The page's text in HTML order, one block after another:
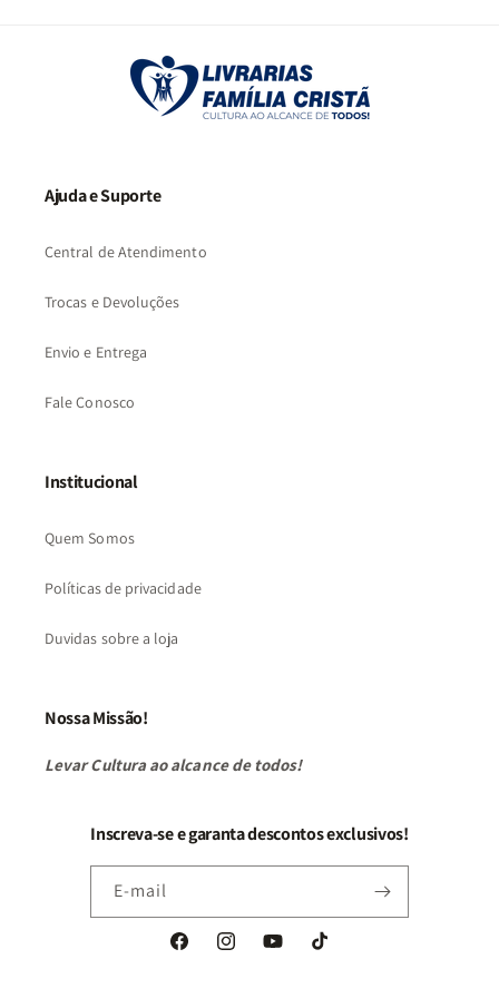
Ajuda e Suporte
Central de Atendimento
Trocas e Devoluções
Envio e Entrega
Fale Conosco
Institucional
Quem Somos
Políticas de privacidade
Duvidas sobre a loja
Nossa Missão!
Levar Cultura ao alcance de todos!
Inscreva-se e garanta descontos exclusivos!
E-mail
FacebookInstagramYouTubeTikTok